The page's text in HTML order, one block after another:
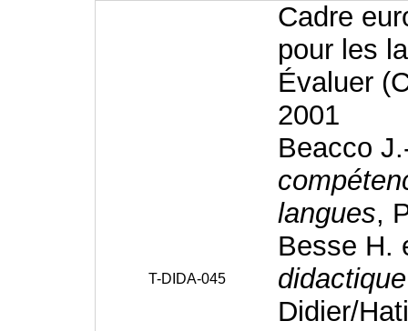
T-DIDA-045
Cadre
pour les
Évaluer
2001
Beacco
langues,
Besse H.
Didier/